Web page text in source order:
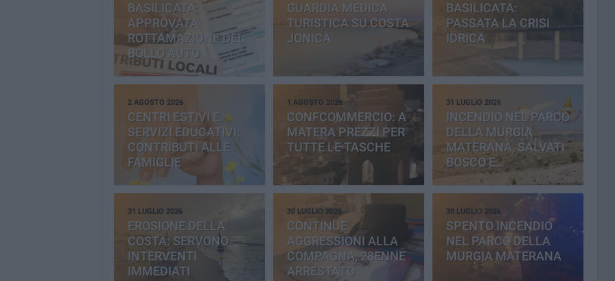
BASILICATA:
APPROVATA
ROTTAMAZIONE DEL
BOLLO AUTO
GUARDIA MEDICA
TURISTICA SU COSTA
JONICA
BASILICATA:
PASSATA LA CRISI
IDRICA
2 AGOSTO 2026
CENTRI ESTIVI E
SERVIZI EDUCATIVI:
CONTRIBUTI ALLE
FAMIGLIE
1 AGOSTO 2026
CONFCOMMERCIO: A
MATERA PREZZI PER
TUTTE LE TASCHE
31 LUGLIO 2026
INCENDIO NEL PARCO
DELLA MURGIA
MATERANA, SALVATI
BOSCO E
CEMENTERIA
31 LUGLIO 2026
EROSIONE DELLA
COSTA: SERVONO
INTERVENTI
IMMEDIATI
30 LUGLIO 2026
CONTINUE
AGGRESSIONI ALLA
COMPAGNA, 28ENNE
ARRESTATO
30 LUGLIO 2026
SPENTO INCENDIO
NEL PARCO DELLA
MURGIA MATERANA